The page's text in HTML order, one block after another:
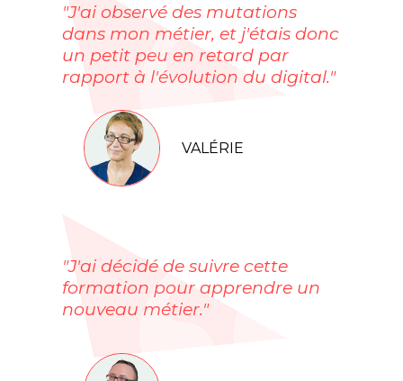
"J'ai observé des mutations
dans mon métier, et j'étais donc
un petit peu en retard par
rapport à l'évolution du digital."
VALÉRIE
"J'ai décidé de suivre cette
formation pour apprendre un
nouveau métier."